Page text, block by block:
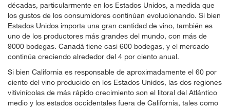
décadas, particularmente en los Estados Unidos, a medida que
los gustos de los consumidores continúan evolucionando. Si bien
Estados Unidos importa una gran cantidad de vino, también es
uno de los productores más grandes del mundo, con más de
9000 bodegas. Canadá tiene casi 600 bodegas, y el mercado
continúa creciendo alrededor del 4 por ciento anual.
Si bien California es responsable de aproximadamente el 60 por
ciento del vino producido en los Estados Unidos, las dos regiones
vitivinícolas de más rápido crecimiento son el litoral del Atlántico
medio y los estados occidentales fuera de California, tales como